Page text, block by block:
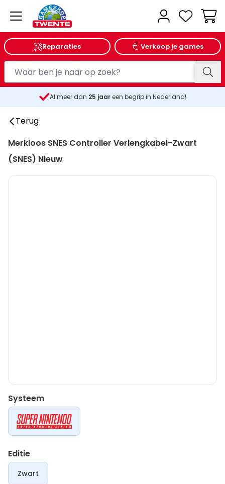
Reparaties Verkoop je games
Al meer dan 25 jaareen begrip in Nederland!
Terug
Merkloos SNES Controller Verlengkabel-Zwart
(SNES) Nieuw
Systeem
Editie
Zwart